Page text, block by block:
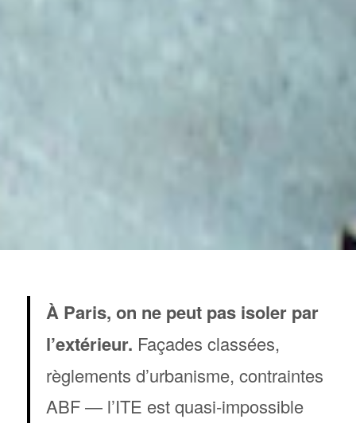
À Paris, on ne peut pas isoler par
l’extérieur. Façades classées,
règlements d’urbanisme, contraintes
ABF — l’ITE est quasi-impossible